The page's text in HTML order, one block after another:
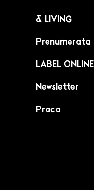
& LIVING
Prenumerata
LABEL ONLINE
Newsletter
Praca